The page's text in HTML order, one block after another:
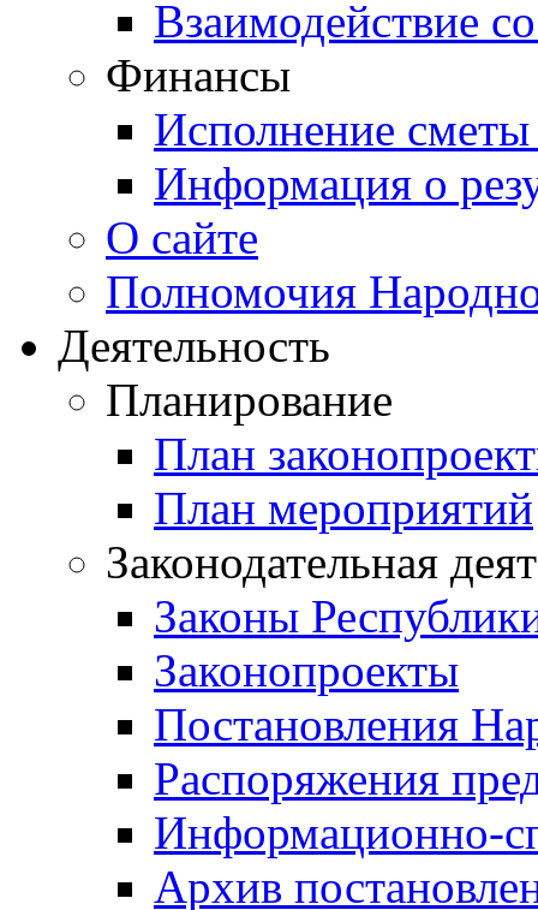
Взаимодействие
Финансы
Исполнение сметы
Информация о
О сайте
Полномочия
Деятельность
Планирование
План
План мероприятий
Законодательная
Законы
Законопроекты
Постановления
Распоряжения
Информационно-
Архив